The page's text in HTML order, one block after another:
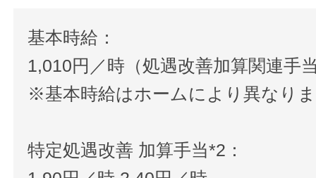
基本時給：
1,010円／時（処遇改善加算関連手
※基本時給はホームにより異なり
特定処遇改善 加算手当*2：